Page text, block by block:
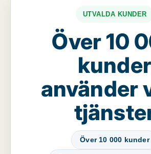
UTVALDA KUNDER
Över 10
kunder
använder
Över 10 000 kunder